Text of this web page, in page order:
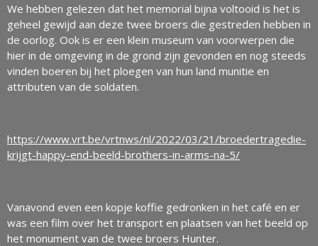
We hebben gelezen dat het memorial bijna voltooid is het is
geheel gewijd aan deze twee broers die gestreden hebben in
de oorlog. Ook is er een klein museum van voorwerpen die
hier in de omgeving in de grond zijn gevonden en nog steeds
vinden boeren bij het ploegen van hun land munitie en
attributen van de soldaten.
https://www.vrt.be/vrtnws/nl/2022/03/21/broedertragedie-
krijgt-happy-end-beeld-brothers-in-arms-na-5/
Vanavond even een kopje koffie gedronken in het café en er
was een film over het transport en plaatsen van het beeld op
het monument van de twee broers Hunter.